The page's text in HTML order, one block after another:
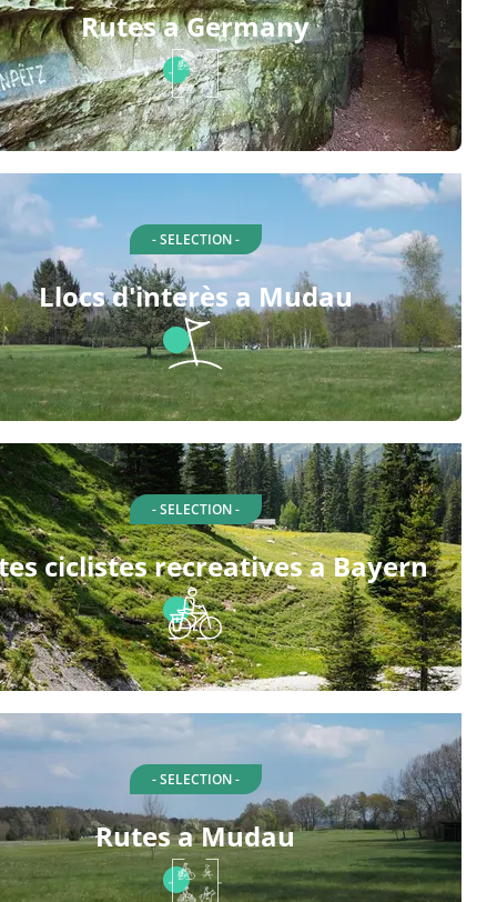
Rutes a Germany
- SELECTION -
Llocs d'interès a Mudau
- SELECTION -
ciclistes recreatives a Bayern
- SELECTION -
Rutes a Mudau